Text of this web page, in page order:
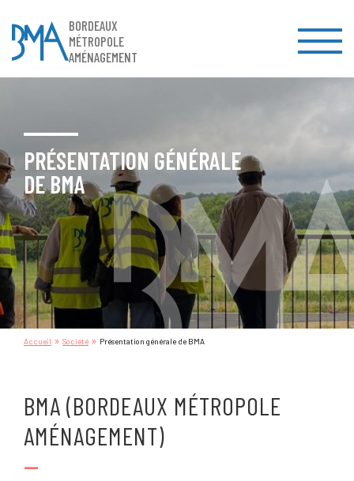
BORDEAUX
MÉTROPOLE
AMÉNAGEMENT
PRÉSENTATION GÉNÉRALE
DE BMA
Accueil » Société » Présentation générale de BMA
BMA (BORDEAUX MÉTROPOLE
AMÉNAGEMENT)
—